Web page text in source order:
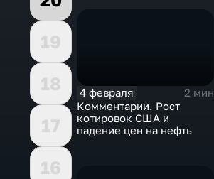
19
18
17
16
4 февраля
2 мин
Комментарии. Рост
котировок США и
падение цен на нефть